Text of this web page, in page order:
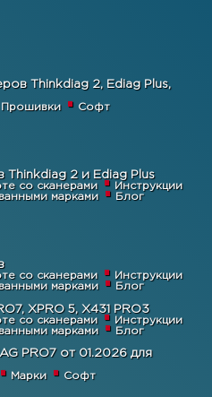
Thinkdiag 2, Ediag Plus,
Прошивки Софт
Thinkdiag 2 и Ediag Plus
со сканерами
Инструкции
марками
Блог
со сканерами
Инструкции
марками
Блог
XPRO 5, X431 PRO3
со сканерами
Инструкции
марками
Блог
PRO7 от 01.2026 для
Марки Софт